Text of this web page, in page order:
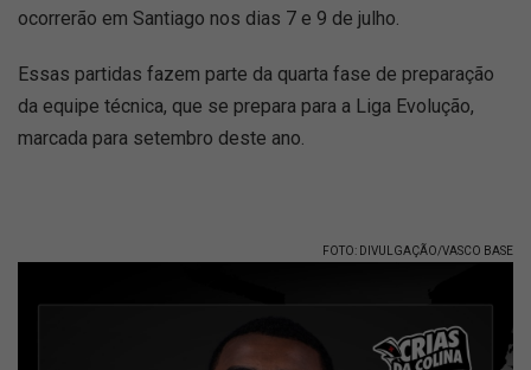
ocorrerão em Santiago nos dias 7 e 9 de julho.
Essas partidas fazem parte da quarta fase de preparação
da equipe técnica, que se prepara para a Liga Evolução,
marcada para setembro deste ano.
FOTO: DIVULGAÇÃO/VASCO BASE